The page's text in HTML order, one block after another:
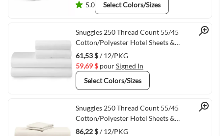
5.0
Select Colors/Sizes
Quick View
Snuggles 250 Thread Count 55/45
Cotton/Polyester Hotel Sheets &
Pillowcases White - 12/PKG
61,53 $/ 12/PKG
59,69 $ pourSigned In
Select Colors/Sizes
Quick View
Snuggles 250 Thread Count 55/45
Cotton/Polyester Hotel Sheets &
Pillowcases Beige - 12/PKG
86,22 $/ 12/PKG